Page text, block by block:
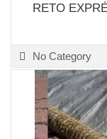
RETO
No Category